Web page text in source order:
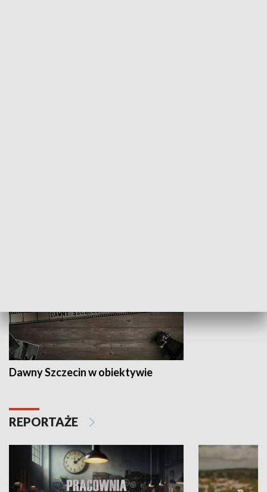
Dawny Szczecin w obiektywie
REPORTAŻE